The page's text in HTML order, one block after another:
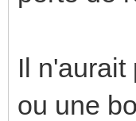
Il n'aurait
ou une